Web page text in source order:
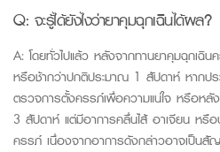
Q: จะรู้ได้ยังไงว่ายาคุมฉุกเฉินได้ผล?
A:โดยทั่วไปแล้ว หลังจากทานยาคุมฉุกเฉิน
หรือช้ากว่าปกติประมาณ 1 สัปดาห์ หากปร
ตรวจการตั้งครรภ์เพื่อความแน่ใจ หรือหลั
3 สัปดาห์ แต่มีอาการคลื่นไส้ อาเจียน หรื
ครรภ์ เนื่องจากอาการดังกล่าวอาจเป็น